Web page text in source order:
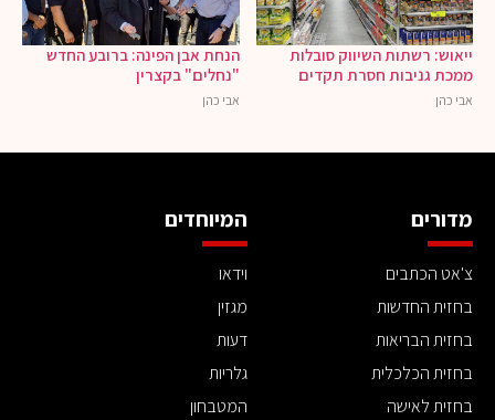
ייאוש: רשתות השיווק סובלות
ממכת גניבות חסרת תקדים
אבי כהן
הנחת אבן הפינה: ברובע החדש
"נחלים" בקצרין
אבי כהן
מדורים
צ'אט הכתבים
בחזית החדשות
בחזית הבריאות
בחזית הכלכלית
בחזית לאישה
המיוחדים
וידאו
מגזין
דעות
גלריות
המטבחון